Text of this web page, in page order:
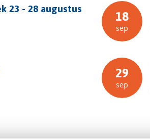
23 - 28 augustus
18
sep
29
sep